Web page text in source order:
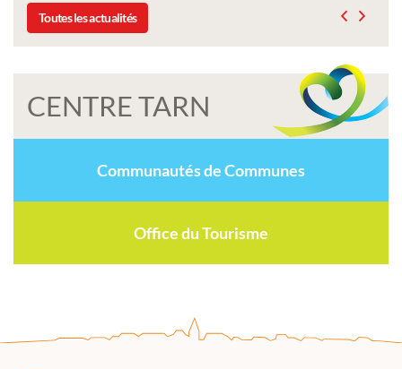
Toutes les actualités
CENTRE TARN
Communautés de Communes
Office du Tourisme